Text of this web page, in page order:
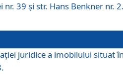
nr. 39 și str. Hans Benkner nr.
juridice a imobilului situat